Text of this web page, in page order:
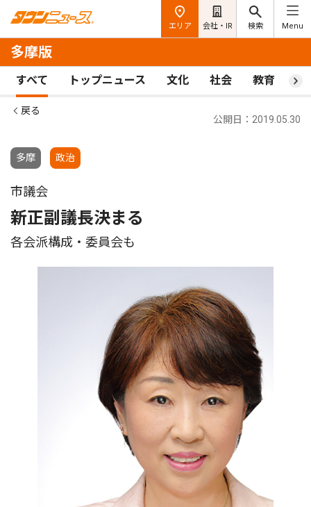
エリア 会社・IR 検索 Menu
多摩版
すべて トップニュース 文化 社会 教育 ス
戻る
多摩 政治
公開日：2019.05.30
市議会
新正副議長決まる
各会派構成・委員会も